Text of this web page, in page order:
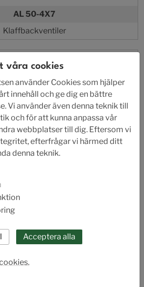
AL 50-4X7
Klaffbackventiler
AL 50-6442
våra cookies
använder Cookies som hjälper
innehåll och ge dig en bättre
Vi använder även denna teknik till
och för att kunna anpassa vår
webbplatser till dig. Eftersom vi
efterfrågar vi härmed ditt
denna teknik.